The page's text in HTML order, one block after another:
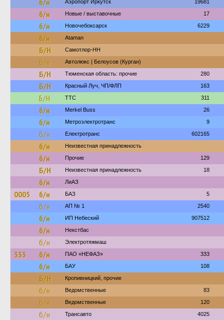
б/н Аэропорт Иркутск 19681
б/н Новые / выставочные 17
б/н Новочебоксарск 6229
б/н Ataman
Б/Н Самотлор-НН
б/н Автолюкс | Белоусов (Курган)
Б/Н Тюменская область: прочие 280
Б/Н Красный Луч, ЧП/ФЛП 163
Б/Н ТТС 311
б/н Merkel Buss 26
б/н Метроэлектротранс 9
б/н Електротранс 602165
б/н Неизвестная принадлежность
б/н Прочие 129
Б/Н Неизвестная принадлежность 18
б/н ЛиАЗ
0005 б/н БАЗ 5
б/н АП № 1 2540
б/н ИП Небеский 907512
б/н Некстбас
б/н Электротяжмаш
333 б/н ПАО «НЕФАЗ» 333
б/н БАУ 108
Б/Н Кропивницкий, прочие
б/н Ведомственные 83
б/н Ведомственные 120
б/н Трансавто 4025